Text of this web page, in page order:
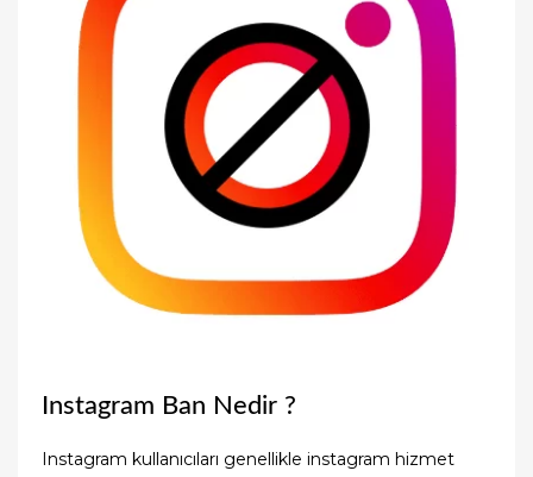
Instagram Ban Nedir ?
Instagram kullanıcıları genellikle instagram hizmet